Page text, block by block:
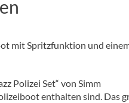
mit Spritzfunktion und
Polizei Set“ von Simm
enthalten sind. Das